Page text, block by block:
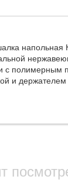
напольная
с полимерным
и держателем